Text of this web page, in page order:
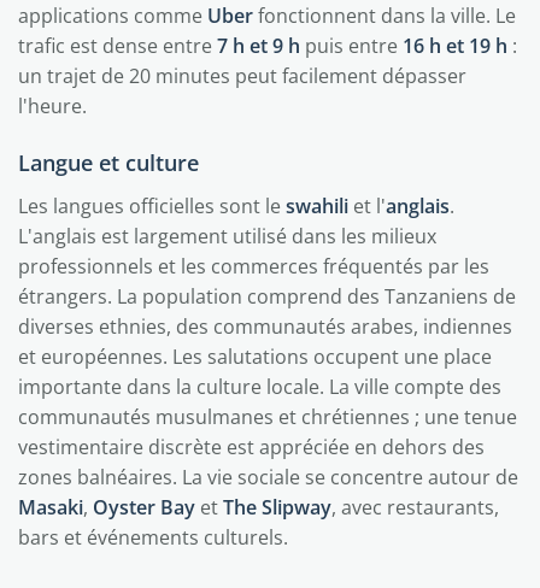
applications comme Uberfonctionnent dans la ville. Le
trafic est dense entre7 h et 9 h puis entre 16 h et 19 h :
un trajet de 20 minutes peut facilement dépasser
l'heure.
Langue et culture
Les langues officielles sont leswahili et l'anglais.
L'anglais est largement utilisé dans les milieux
professionnels et les commerces fréquentés par les
étrangers. La population comprend des Tanzaniens de
diverses ethnies, des communautés arabes, indiennes
et européennes. Les salutations occupent une place
importante dans la culture locale. La ville compte des
communautés musulmanes et chrétiennes ; une tenue
vestimentaire discrète est appréciée en dehors des
zones balnéaires. La vie sociale se concentre autour de
Masaki, Oyster Bay etThe Slipway, avec restaurants,
bars et événements culturels.